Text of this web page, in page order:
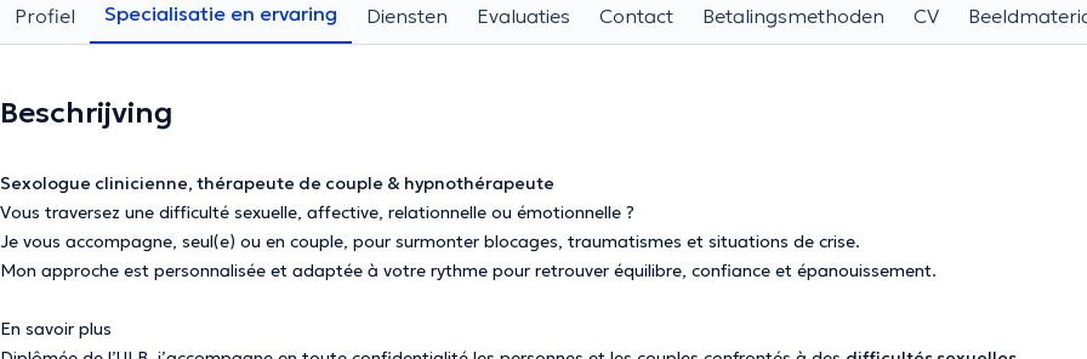
Profiel Specialisatie en ervaring Diensten Evaluaties Contact Betalingsmethoden CV
Beschrijving
Sexologue clinicienne, thérapeute de couple & hypnothérapeute
Vous traversez une difficulté sexuelle, affective, relationnelle ou émotionnelle ?
Je vous accompagne, seul(e) ou en couple, pour surmonter blocages, traumatismes et situations de crise.
Mon approche est personnalisée et adaptée à votre rythme pour retrouver équilibre, confiance et épanouissement.
En savoir plus